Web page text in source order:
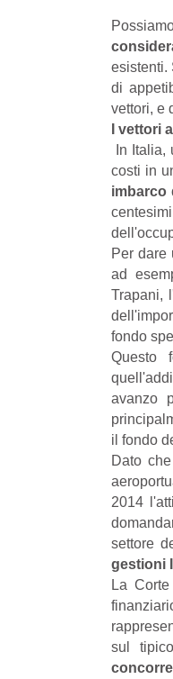
esistenti.
di
vettori, e
I vettori
In Italia,
costi in
imbarco
Per dare
ad
Trapani,
fondo
Questo
avanzo
il fondo
Dato
2014
settore
gestioni
La
sul